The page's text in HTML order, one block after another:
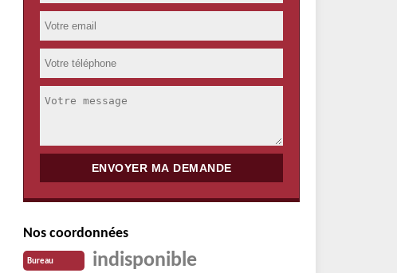
Nos coordonnées
Bureau indisponible